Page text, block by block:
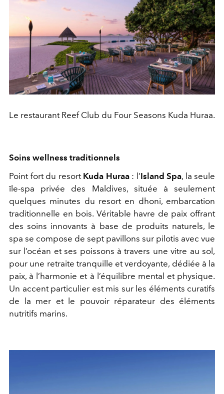
Le restaurant Reef Club du Four Seasons Kuda Huraa.
Soins wellness traditionnels
Point fort du resort Kuda Huraa : l’Island Spa, la seule
île‐spa privée des Maldives, située à seulement
quelques minutes du resort en dhoni, embarcation
traditionnelle en bois. Véritable havre de paix offrant
des soins innovants à base de produits naturels, le
spa se compose de sept pavillons sur pilotis avec vue
sur l’océan et ses poissons à travers une vitre au sol,
pour une retraite tranquille et verdoyante, dédiée à la
paix, à l’harmonie et à l’équilibre mental et physique.
Un accent particulier est mis sur les éléments curatifs
de la mer et le pouvoir réparateur des éléments
nutritifs marins.